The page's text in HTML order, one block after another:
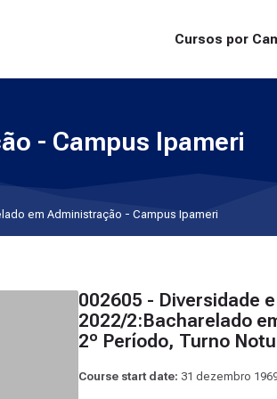
Cursos por
- Campus Ipameri
em Administração - Campus Ipameri
002605 - Diversidade
2022/2:Bacharelado
2º Período, Turno
Course start date: 31 dezembro